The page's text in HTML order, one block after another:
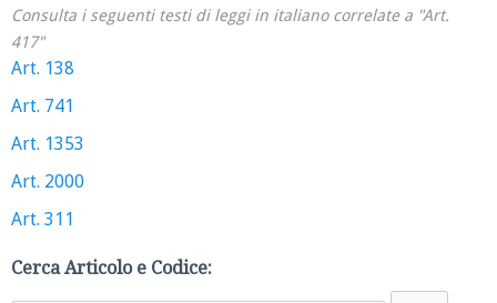
Consulta i seguenti testi di leggi in italiano correlate a "Art.
417"
Art. 138
Art. 741
Art. 1353
Art. 2000
Art. 311
Cerca Articolo e Codice: